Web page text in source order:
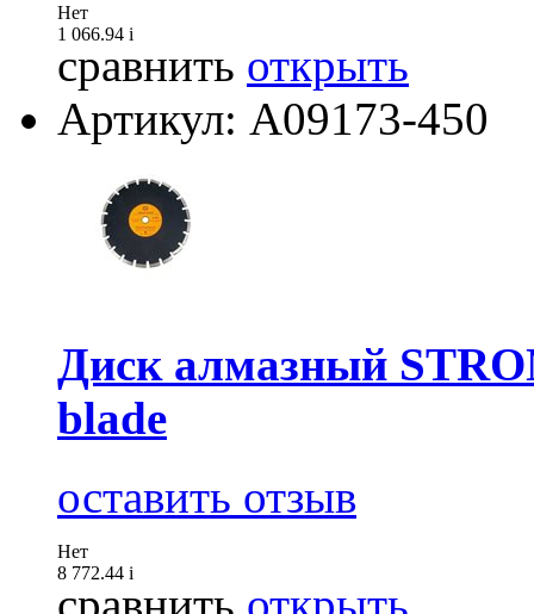
Нет
1 066.94 i
сравнить открыть
Артикул: А09173-450
Диск алмазный
blade
оставить отзыв
Нет
8 772.44 i